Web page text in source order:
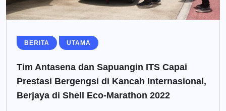
BERITA UTAMA
Tim Antasena dan Sapuangin ITS Capai
Prestasi Bergengsi di Kancah Internasional,
Berjaya di Shell Eco-Marathon 2022